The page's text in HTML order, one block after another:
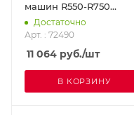
машин R550-R750
ROTHENBERGER 72490
Достаточно
Арт. : 72490
11 064 руб./шт
В КОРЗИНУ